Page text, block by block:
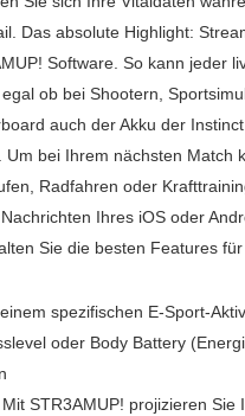
Das absolute Highlight:
Software. So kann jeder
ob bei Shootern,
auch der Akku der
Um bei Ihrem nächsten Match
Radfahren oder
Ihres iOS oder
Sie die besten Features
spezifischen E-Sport-
oder Body Battery
STR3AMUP! projizieren